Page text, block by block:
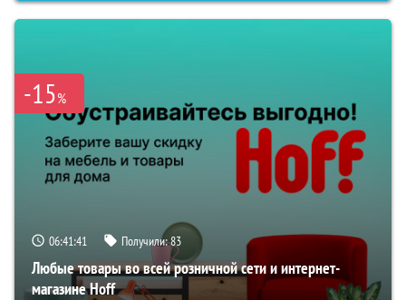
-15%
06:41:40 Получили:83
Любые товары во всей розничной сети и интернет-
магазине Hoff